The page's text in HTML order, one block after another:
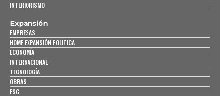
INTERIORISMO
Expansión
EMPRESAS
HOME EXPANSIÓN POLITICA
ECONOMÍA
INTERNACIONAL
TECNOLOGÍA
OBRAS
ESG